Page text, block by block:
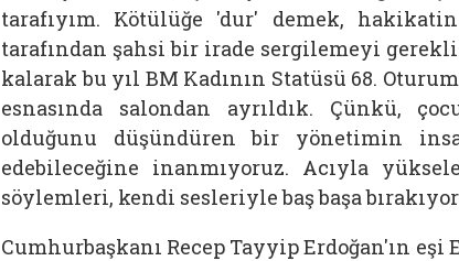
tarafıyım. Kötülüğe 'dur' demek,
tarafından şahsi bir irade sergilemeyi gerekli
kalarak bu yıl BM Kadının Statüsü 68.
esnasında salondan ayrıldık. Çünkü,
olduğunu düşündüren bir yönetimin
edebileceğine inanmıyoruz. Acıyla
söylemleri, kendi sesleriyle baş başa
Cumhurbaşkanı Recep Tayyip Erdoğan'ın